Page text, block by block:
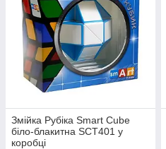
Змійка Рубіка Smart Cube
біло-блакитна SCT401 у
коробці